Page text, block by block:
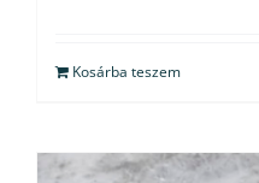
Kosárba teszem